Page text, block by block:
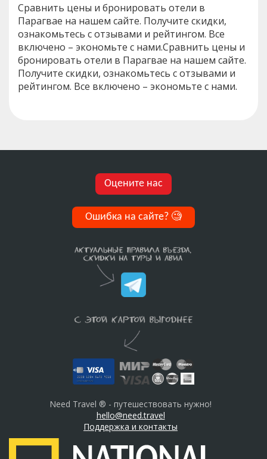
Сравнить цены и бронировать отели в
Парагвае на нашем сайте. Получите скидки,
ознакомьтесь с отзывами и рейтингом. Все
включено – экономьте с нами.Сравнить цены и
бронировать отели в Парагвае на нашем сайте.
Получите скидки, ознакомьтесь с отзывами и
рейтингом. Все включено – экономьте с нами.
Оцените нас
Ошибка на сайте? 🧐
Need Travel ® - путешествовать нужно!
hello@need.travel
Поддержка и контакты